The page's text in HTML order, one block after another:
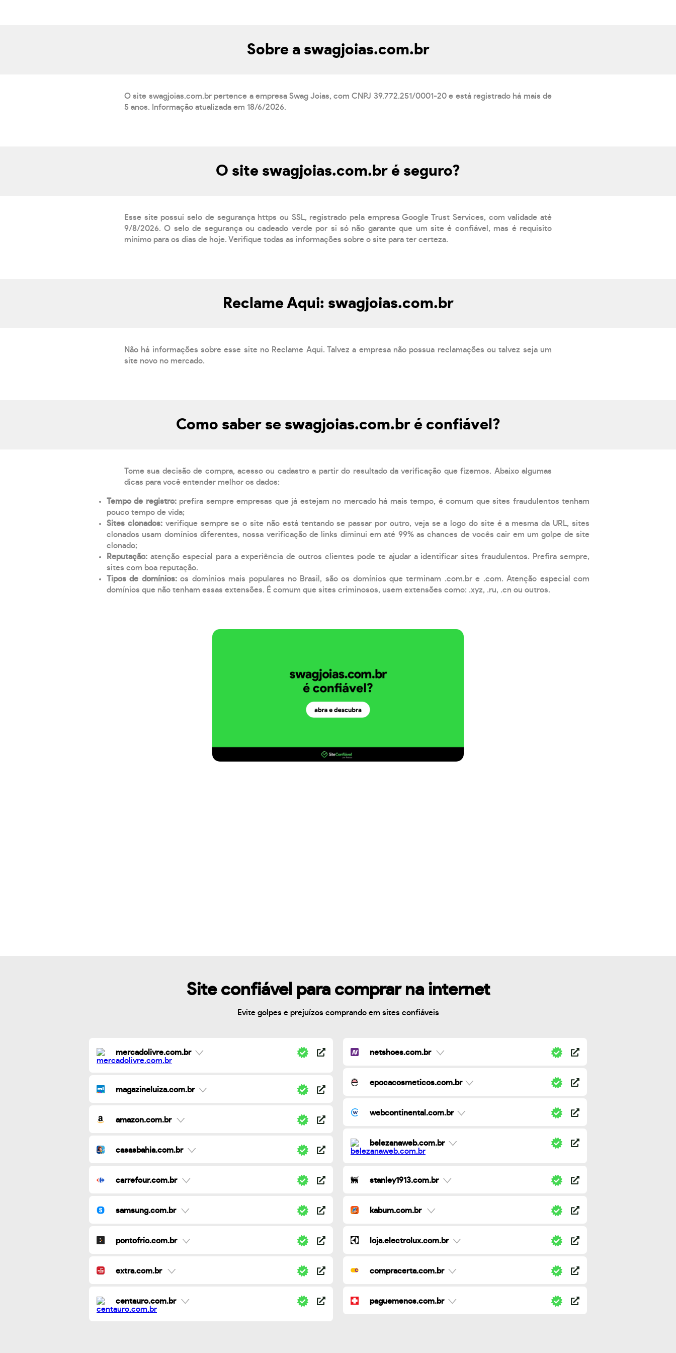
Sobre a swagjoias.com.br
O site swagjoias.com.br pertence a empresa Swag Joias, com CNPJ 39.772.251/0001-20 e está registrado há mais de
5 anos. Informação atualizada em 18/6/2026.
O site swagjoias.com.br é seguro?
Esse site possui selo de segurança https ou SSL, registrado pela empresa Google Trust Services, com validade até
9/8/2026. O selo de segurança ou cadeado verde por si só não garante que um site é confiável, mas é requisito
mínimo para os dias de hoje. Verifique todas as informações sobre o site para ter certeza.
Reclame Aqui: swagjoias.com.br
Não há informações sobre esse site no Reclame Aqui. Talvez a empresa não possua reclamações ou talvez seja um
site novo no mercado.
Como saber se swagjoias.com.br é confiável?
Tome sua decisão de compra, acesso ou cadastro a partir do resultado da verificação que fizemos. Abaixo algumas
dicas para você entender melhor os dados:
Tempo de registro: prefira sempre empresas que já estejam no mercado há mais tempo, é comum que sites fraudulentos tenham
pouco tempo de vida;
Sites clonados: verifique sempre se o site não está tentando se passar por outro, veja se a logo do site é a mesma da URL, sites
clonados usam domínios diferentes, nossa verificação de links diminui em até 99% as chances de vocês cair em um golpe de site
clonado;
Reputação: atenção especial para a experiência de outros clientes pode te ajudar a identificar sites fraudulentos. Prefira sempre,
sites com boa reputação.
Tipos de domínios:os domínios mais populares no Brasil, são os domínios que terminam .com.br e .com. Atenção especial com
domínios que não tenham essas extensões. É comum que sites criminosos, usem extensões como: .xyz, .ru, .cn ou outros.
Site confiável para comprar na internet
Evite golpes e prejuízos comprando em sites confiáveis
mercadolivre.com.br
magazineluiza.com.br
amazon.com.br
casasbahia.com.br
carrefour.com.br
samsung.com.br
pontofrio.com.br
extra.com.br
centauro.com.br
netshoes.com.br
epocacosmeticos.com.br
webcontinental.com.br
belezanaweb.com.br
stanley1913.com.br
kabum.com.br
loja.electrolux.com.br
compracerta.com.br
paguemenos.com.br